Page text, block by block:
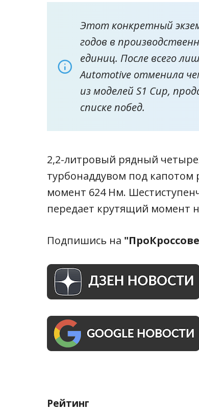
Этот конкретный
годов в
единиц. После всего
Automotive отменила
из моделей S1 Cup,
списке побед.
2,2-литровый рядный
турбонаддувом под капотом
момент 624 Нм.
передает крутящий момент
Подпишись на
Рейтинг